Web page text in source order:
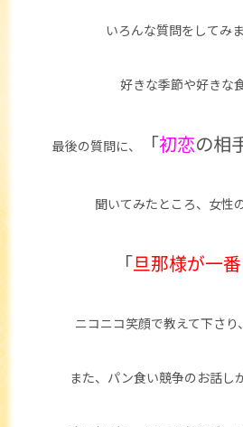
いろんな質問をしてみ
好きな季節や好きな
最後の質問に、 「初恋の相
聞いてみたところ、女性
「旦那様が一番
ニコニコ笑顔で教えて下さり
また、パン食い競争のお話し